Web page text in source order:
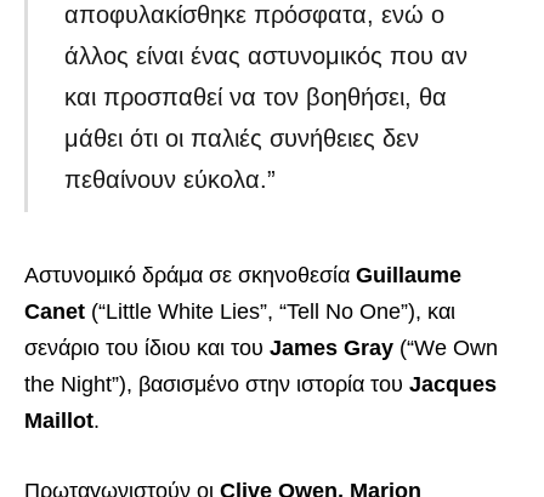
αποφυλακίσθηκε πρόσφατα, ενώ ο
άλλος είναι ένας αστυνομικός που αν
και προσπαθεί να τον βοηθήσει, θα
μάθει ότι οι παλιές συνήθειες δεν
πεθαίνουν εύκολα.”
Αστυνομικό δράμα σε σκηνοθεσία Guillaume
Canet (“Little White Lies”, “Tell No One”), και
σενάριο του ίδιου και του James Gray (“We Own
the Night”), βασισμένο στην ιστορία του Jacques
Maillot.
Πρωταγωνιστούν οι Clive Owen, Marion